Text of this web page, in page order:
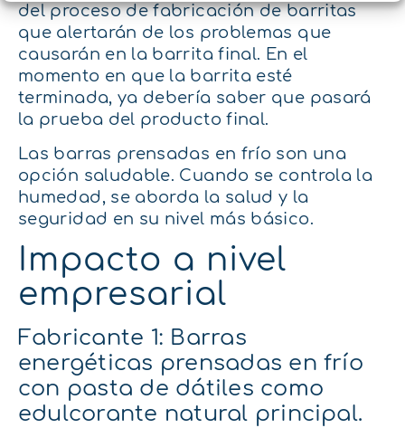
del proceso de fabricación de barritas
que alertarán de los problemas que
causarán en la barrita final. En el
momento en que la barrita esté
terminada, ya debería saber que pasará
la prueba del producto final.
Las barras prensadas en frío son una
opción saludable. Cuando se controla la
humedad, se aborda la salud y la
seguridad en su nivel más básico.
Impacto a nivel
empresarial
Fabricante 1: Barras
energéticas prensadas en frío
con pasta de dátiles como
edulcorante natural principal.